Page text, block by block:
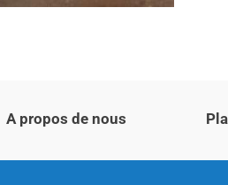
A propos de nous